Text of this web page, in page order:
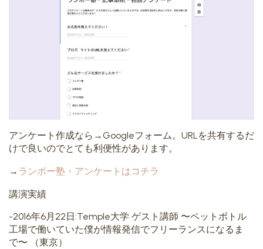
アンケート作成なら→Googleフォーム。URLを共有するだ
けで良いのでとても利便性があります。
→ ランボー塾・アンケートはコチラ
講演実績
-2016年6月22日:Temple大学 ゲスト講師 〜ペットボトル
工場で働いていた僕が情報発信でフリーランスになるま
で〜 （東京）